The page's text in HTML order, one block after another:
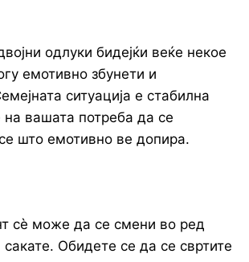
одлуки бидејќи веќе некое
емотивно збунети и
ситуација е стабилна
на вашата потреба да се
што емотивно ве допира.
сè може да се смени во ред
Обидете се да се свртите